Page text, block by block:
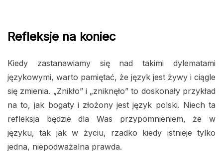
Refleksje na koniec
Kiedy zastanawiamy się nad takimi dylematami
językowymi, warto pamiętać, że język jest żywy i ciągle
się zmienia. „Znikło” i „zniknęło” to doskonały przykład
na to, jak bogaty i złożony jest język polski. Niech ta
refleksja będzie dla Was przypomnieniem, że w
języku, tak jak w życiu, rzadko kiedy istnieje tylko
jedna, niepodważalna prawda.